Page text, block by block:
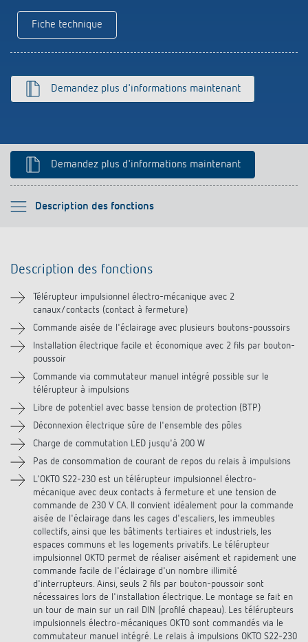
Références
Télérupteur impulsionnel OKTO de Theben
Fiche technique
Demandez plus d'informations maintenant
Demandez plus d'informations maintenant
Description des fonctions
Veuillez sélectionner
Informations techniques
Téléchargements
Produits similaires
Description des fonctions
Télérupteur impulsionnel électro-mécanique avec 2
canaux/contacts (contact à fermeture)
Commande aisée de l'éclairage avec plusieurs boutons-poussoirs
Installation électrique facile et économique avec 2 fils par bouton-
poussoir
Commande via commutateur manuel intégré possible sur le
télérupteur à impulsions
Libre de potentiel avec basse tension de protection (BTP)
Déconnexion électrique sûre de l'ensemble des pôles
Charge de commutation LED jusqu'à 200 W
Pas de consommation de courant de repos du relais à impulsions
L'OKTO S22-230 est un télérupteur impulsionnel électro-
mécanique avec deux contacts à fermeture et une tension de
commande de 230 V CA. Il convient idéalement pour la commande
aisée de l'éclairage dans les cages d'escaliers, les immeubles
collectifs, ainsi que les bâtiments tertiaires et industriels, les
espaces communs et les logements privatifs. Le télérupteur
impulsionnel OKTO permet de réaliser aisément et rapidement une
commande facile de l'éclairage d'un nombre illimité
d'interrupteurs. Ainsi, seuls 2 fils par bouton-poussoir sont
nécessaires lors de l'installation électrique. Le montage se fait en
un tour de main sur un rail DIN (profilé chapeau). Les télérupteurs
impulsionnels électro-mécaniques OKTO sont commandés via le
commutateur manuel intégré. Le relais à impulsions OKTO S22-230